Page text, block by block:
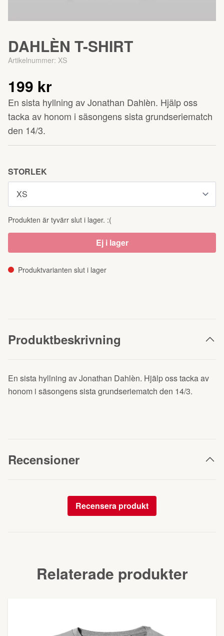
DAHLÈN T-SHIRT
Artikelnummer: XS
199 kr
En sista hyllning av Jonathan Dahlèn. Hjälp oss
tacka av honom i säsongens sista grundseriematch
den 14/3.
STORLEK
Produkten är tyvärr slut i lager. :(
Ej i lager
Produktvarianten slut i lager
Produktbeskrivning
En sista hyllning av Jonathan Dahlèn. Hjälp oss tacka av
honom i säsongens sista grundseriematch den 14/3.
Recensioner
Recensera produkt
Relaterade produkter